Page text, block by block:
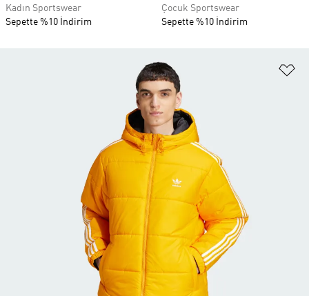
Kadın Sportswear
Sepette %10 İndirim
Çocuk Sportswear
Sepette %10 İndirim